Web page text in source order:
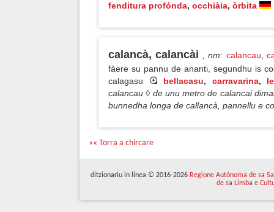
fenditura profónda, occhiàia, òrbita
calancà, calancài , nm: calancau ,
fàere su pannu de ananti, segundhu is
calagasu
bellacasu, carravarina,
calancau ◊ de unu metro de calancai
bunnedha longa de callancà, pannellu e
«« Torra a chircare
ditzionariu in línea © 2016-2026 Regione Autònoma de sa
de sa Limba e